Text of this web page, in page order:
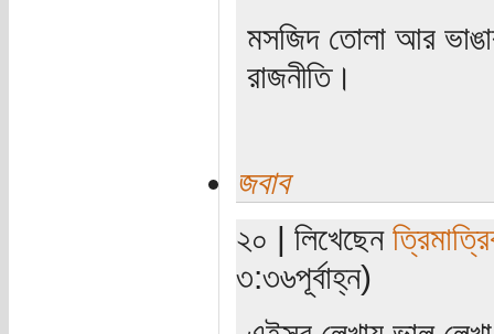
মসজিদ তোলা আর
রাজনীতি।
জবাব
২০ | লিখেছেন
৩:৩৬পূর্বাহ্ন)